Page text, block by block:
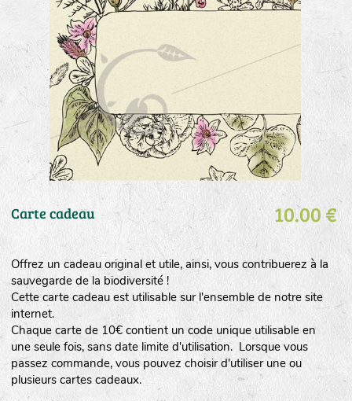
Carte cadeau 10.00 €
Offrez un cadeau original et utile, ainsi, vous contribuerez à la
sauvegarde de la biodiversité !
Cette carte cadeau est utilisable sur l'ensemble de notre site
internet.
Chaque carte de 10€ contient un code unique utilisable en
une seule fois, sans date limite d'utilisation. Lorsque vous
passez commande, vous pouvez choisir d'utiliser une ou
plusieurs cartes cadeaux.